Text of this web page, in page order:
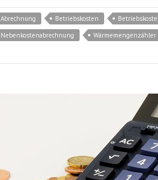
Abrechnung Betriebskosten
Nebenkostenabrechnung
Wärmemengenzähler